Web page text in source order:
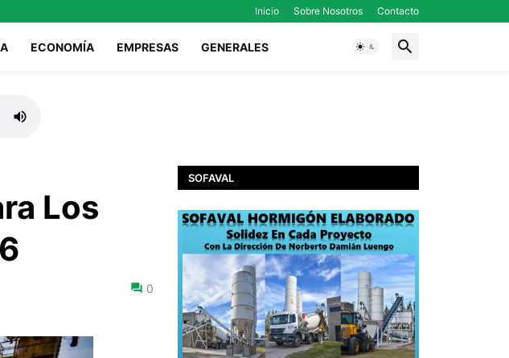
Inicio Sobre Nosotros Contacto
ECONOMÍA EMPRESAS GENERALES
Los
0
SOFAVAL